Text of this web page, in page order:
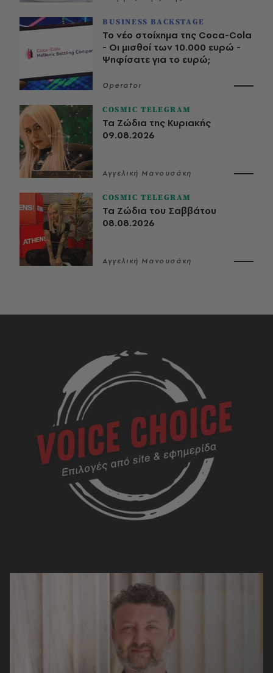
BUSINESS BACKSTAGE
Το νέο στοίχημα της Coca-Cola
- Οι μισθοί των 10.000 ευρώ -
Ψηφίσατε για το ευρώ;
Operator
COSMIC TELEGRAM
Τα Ζώδια της Κυριακής
09.08.2026
Αγγελική Μανουσάκη
COSMIC TELEGRAM
Τα Ζώδια του Σαββάτου
08.08.2026
Αγγελική Μανουσάκη